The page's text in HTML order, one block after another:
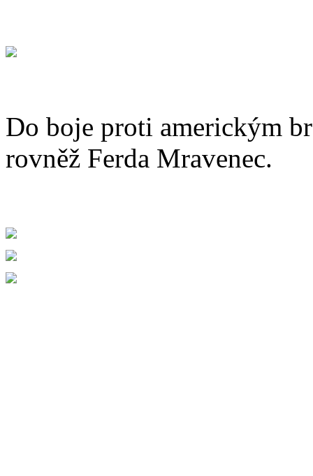
Do boje proti americkým
rovněž Ferda Mravenec.